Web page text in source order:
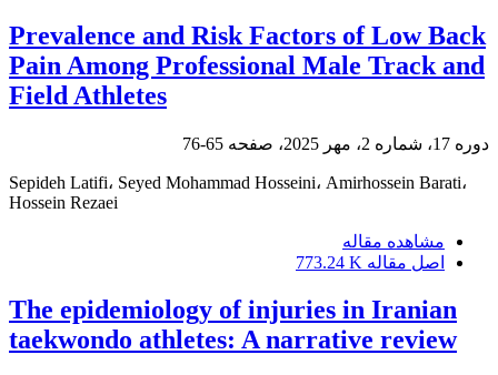
Prevalence and Risk Factors of Low Back
Pain Among Professional Male Track and
Field Athletes
دوره 17، شماره 2، مهر 2025، صفحه 65-76
Sepideh Latifi، Seyed Mohammad Hosseini، Amirhossein Barati،
Hossein Rezaei
مشاهده مقاله
اصل مقاله 773.24 K
The epidemiology of injuries in Iranian
taekwondo athletes: A narrative review